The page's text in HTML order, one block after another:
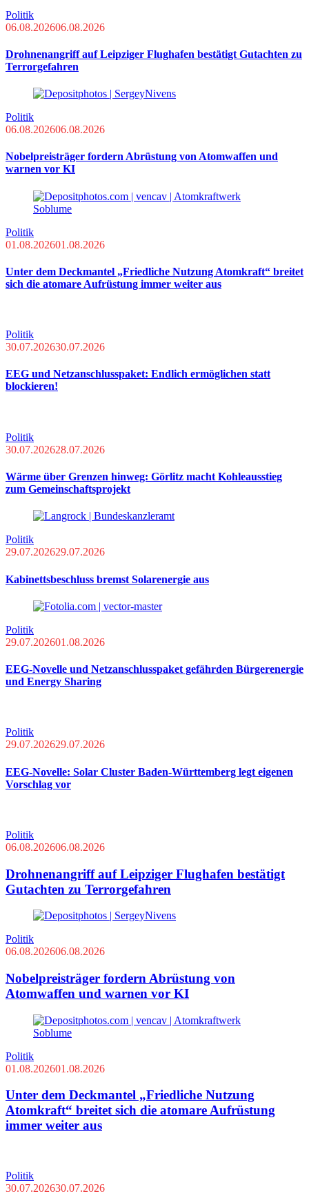
Politik
06.08.202606.08.2026
Drohnenangriff auf Leipziger Flughafen bestätigt Gutachten zu
Terrorgefahren
Politik
06.08.202606.08.2026
Nobelpreisträger fordern Abrüstung von Atomwaffen und
warnen vor KI
Politik
01.08.202601.08.2026
Unter dem Deckmantel „Friedliche Nutzung Atomkraft“ breitet
sich die atomare Aufrüstung immer weiter aus
Politik
30.07.202630.07.2026
EEG und Netzanschlusspaket: Endlich ermöglichen statt
blockieren!
Politik
30.07.202628.07.2026
Wärme über Grenzen hinweg: Görlitz macht Kohleausstieg
zum Gemeinschaftsprojekt
Politik
29.07.202629.07.2026
Kabinettsbeschluss bremst Solarenergie aus
Politik
29.07.202601.08.2026
EEG-Novelle und Netzanschlusspaket gefährden Bürgerenergie
und Energy Sharing
Politik
29.07.202629.07.2026
EEG-Novelle: Solar Cluster Baden-Württemberg legt eigenen
Vorschlag vor
Politik
06.08.202606.08.2026
Drohnenangriff auf Leipziger Flughafen bestätigt
Gutachten zu Terrorgefahren
Politik
06.08.202606.08.2026
Nobelpreisträger fordern Abrüstung von
Atomwaffen und warnen vor KI
Politik
01.08.202601.08.2026
Unter dem Deckmantel „Friedliche Nutzung
Atomkraft“ breitet sich die atomare Aufrüstung
immer weiter aus
Politik
30.07.202630.07.2026